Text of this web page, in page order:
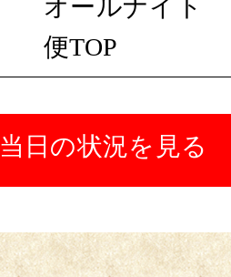
オールナイト
便TOP
当日の状況を見る